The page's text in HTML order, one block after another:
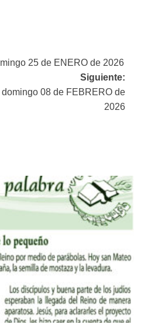
25 de ENERO de 2026
Siguiente:
08 de FEBRERO de
2026